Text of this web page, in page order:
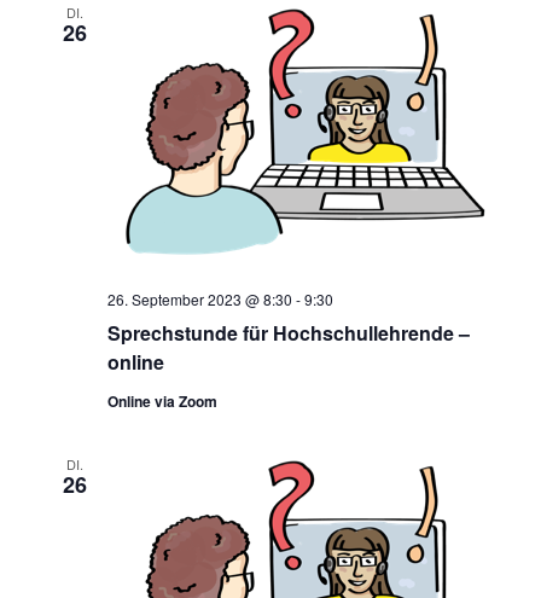
DI.
26
Sprechstunde für Hochschullehrende –
online
26. September 2023 @ 8:30 -9:30
Online via Zoom
DI.
26